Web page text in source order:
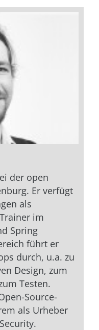
der open
Er verfügt
als
im
Spring
führt er
durch, u.a. zu
Design, zum
Testen.
Source-
als Urheber